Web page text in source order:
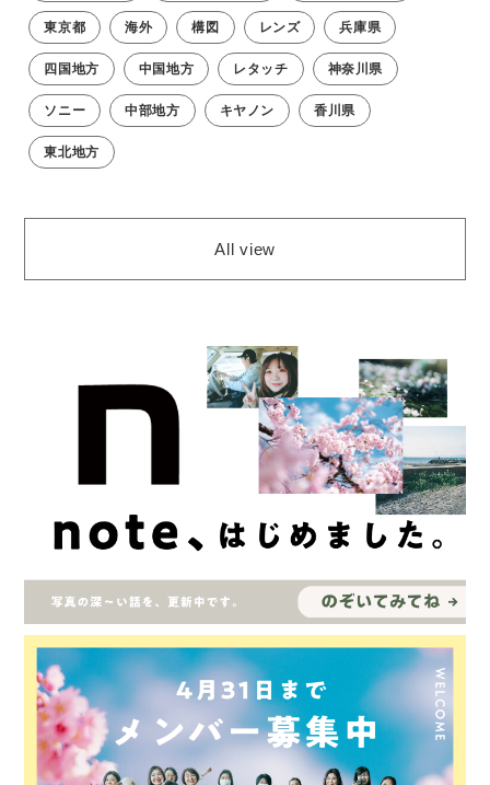
東京都 海外 構図 レンズ 兵庫県
四国地方 中国地方 レタッチ 神奈川県
ソニー 中部地方 キヤノン 香川県
東北地方
All view